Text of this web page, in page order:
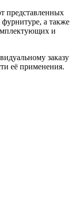
представленных
фурнитуре, а также
и
заказу
её применения.